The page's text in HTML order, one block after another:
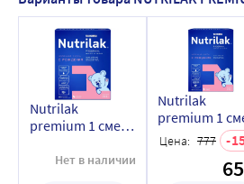
Nutrilak
premium 1 смесь
молочная
Нет в наличии
Nutrilak
premium 1
детская сухая
молочная
Цена: 777